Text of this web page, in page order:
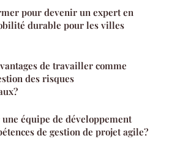
pour devenir un expert en
durable pour les villes
de travailler comme
des risques
équipe de développement
de gestion de projet agile?